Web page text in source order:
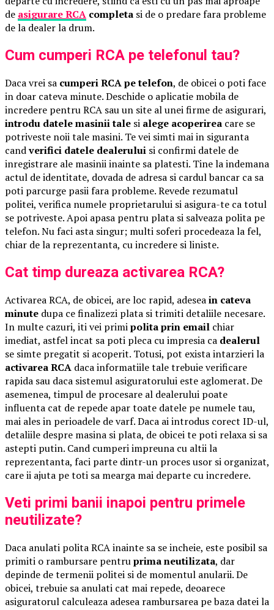
de asigurare RCA completa si de o predare fara probleme
de la dealer la drum.
Cum cumperi RCA pe telefonul tau?
Daca vrei sa cumperi RCA pe telefon, de obicei o poti face
in doar cateva minute. Deschide o aplicatie mobila de
incredere pentru RCA sau un site al unei firme de asigurari,
introdu datele masinii tale si alege acoperirea care se
potriveste noii tale masini. Te vei simti mai in siguranta
candverifici datele dealerului si confirmi datele de
inregistrare ale masinii inainte sa platesti. Tine la indemana
actul de identitate, dovada de adresa si cardul bancar ca sa
poti parcurge pasii fara probleme. Revede rezumatul
politei, verifica numele proprietarului si asigura-te ca totul
se potriveste. Apoi apasa pentru plata si salveaza polita pe
telefon. Nu faci asta singur; multi soferi procedeaza la fel,
chiar de la reprezentanta, cu incredere si liniste.
Cat timp dureaza activarea RCA?
Activarea RCA, de obicei, are loc rapid, adeseain cateva
minute dupa ce finalizezi plata si trimiti detaliile necesare.
In multe cazuri, iti vei primipolita prin email chiar
imediat, astfel incat sa poti pleca cu impresia ca dealerul
se simte pregatit si acoperit. Totusi, pot exista intarzieri la
activarea RCA daca informatiile tale trebuie verificare
rapida sau daca sistemul asiguratorului este aglomerat. De
asemenea, timpul de procesare al dealerului poate
influenta cat de repede apar toate datele pe numele tau,
mai ales in perioadele de varf. Daca ai introdus corect ID-ul,
detaliile despre masina si plata, de obicei te poti relaxa si sa
astepti putin. Cand cumperi impreuna cu altii la
reprezentanta, faci parte dintr-un proces usor si organizat,
care ii ajuta pe toti sa mearga mai departe cu incredere.
Veti primi banii inapoi pentru primele
neutilizate?
Daca anulati polita RCA inainte sa se incheie, este posibil sa
primiti o rambursare pentruprima neutilizata, dar
depinde de termenii politei si de momentul anularii. De
obicei, trebuie sa anulati cat mai repede, deoarece
asiguratorul calculeaza adesea rambursarea pe baza datei la